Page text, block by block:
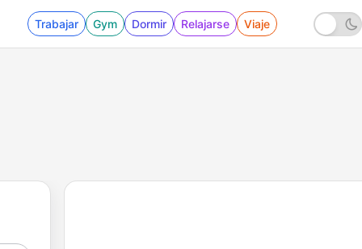
Trabajar Gym Dormir Relajarse Viaje